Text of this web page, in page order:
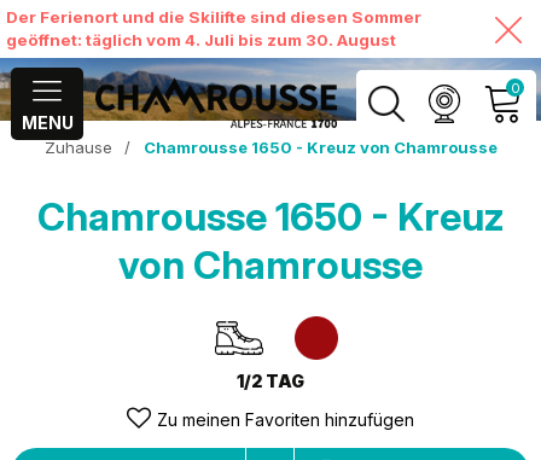
Der Ferienort und die Skilifte sind diesen Sommer
geöffnet: täglich vom 4. Juli bis zum 30. August
MENU
0
MEIN KONTO
MEINEN WARENKORB
Zuhause / Chamrousse 1650 - Kreuz von Chamrousse
Chamrousse 1650 - Kreuz
von Chamrousse
1/2 TAG
Zu meinen Favoriten hinzufügen